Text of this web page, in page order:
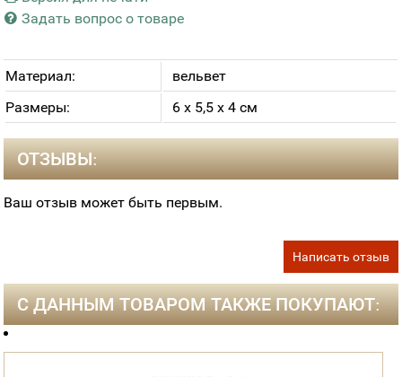
Задать вопрос о товаре
Материал:
вельвет
Размеры:
6 х 5,5 х 4 см
ОТЗЫВЫ:
Ваш отзыв может быть первым.
Написать отзыв
С ДАННЫМ ТОВАРОМ ТАКЖЕ ПОКУПАЮТ: